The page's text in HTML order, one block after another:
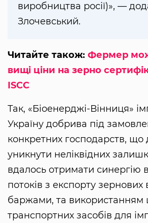
виробництва росії)», —
Злочевський.
Читайте також: Фермер
вищі ціни на зерно
ISCC
Так, «Біоенерджі-Вінниця»
Україну добрива під
конкретних господарств, що
уникнути неліквідних
вдалось отримати синергію
потоків з експорту
баржами, та використанням
транспортних засобів для